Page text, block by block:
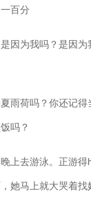
百分
因为我吗？是因
雨荷吗？你还记
吗？
上去游泳。正游
她马上就大哭着找